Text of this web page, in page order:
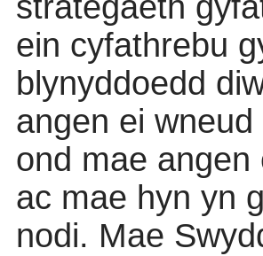
strategaeth
ein cyfathrebu
blynyddoedd
angen ei
ond mae angen
ac mae hyn yn
nodi. Mae